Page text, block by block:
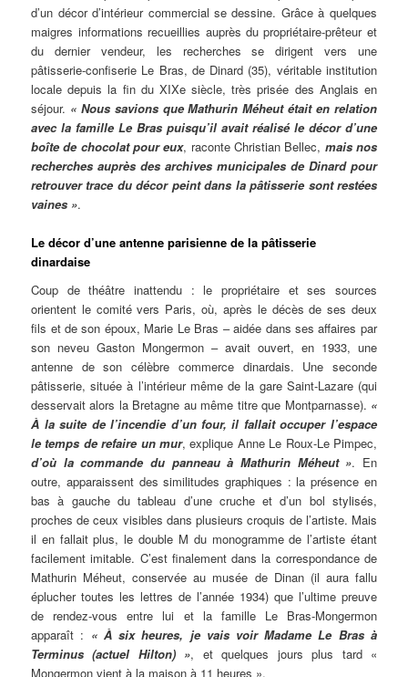
d’un décor d’intérieur commercial se dessine. Grâce à quelques
maigres informations recueillies auprès du propriétaire-prêteur et
du dernier vendeur, les recherches se dirigent vers une
pâtisserie-confiserie Le Bras, de Dinard (35), véritable institution
locale depuis la fin du XIXe siècle, très prisée des Anglais en
séjour. « Nous savions que Mathurin Méheut était en relation
avec la famille Le Bras puisqu’il avait réalisé le décor d’une
boîte de chocolat pour eux, raconte Christian Bellec, mais nos
recherches auprès des archives municipales de Dinard pour
retrouver trace du décor peint dans la pâtisserie sont restées
vaines ».
Le décor d’une antenne parisienne de la pâtisserie
dinardaise
Coup de théâtre inattendu : le propriétaire et ses sources
orientent le comité vers Paris, où, après le décès de ses deux
fils et de son époux, Marie Le Bras – aidée dans ses affaires par
son neveu Gaston Mongermon – avait ouvert, en 1933, une
antenne de son célèbre commerce dinardais. Une seconde
pâtisserie, située à l’intérieur même de la gare Saint-Lazare (qui
desservait alors la Bretagne au même titre que Montparnasse). «
À la suite de l’incendie d’un four, il fallait occuper l’espace
le temps de refaire un mur, explique Anne Le Roux-Le Pimpec,
d’où la commande du panneau à Mathurin Méheut ». En
outre, apparaissent des similitudes graphiques : la présence en
bas à gauche du tableau d’une cruche et d’un bol stylisés,
proches de ceux visibles dans plusieurs croquis de l’artiste. Mais
il en fallait plus, le double M du monogramme de l’artiste étant
facilement imitable. C’est finalement dans la correspondance de
Mathurin Méheut, conservée au musée de Dinan (il aura fallu
éplucher toutes les lettres de l’année 1934) que l’ultime preuve
de rendez-vous entre lui et la famille Le Bras-Mongermon
apparaît : « À six heures, je vais voir Madame Le Bras à
Terminus (actuel Hilton) », et quelques jours plus tard «
Mongermon vient à la maison à 11 heures ».